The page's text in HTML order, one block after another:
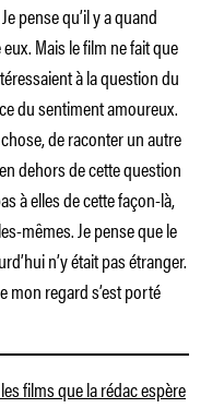
pense qu’il y a quand
Mais le film ne fait que
à la question du
du sentiment amoureux.
de raconter un autre
dehors de cette question
à elles de cette façon-là,
mêmes. Je pense que le
n’y était pas étranger.
mon regard s’est porté
films que la rédac espère